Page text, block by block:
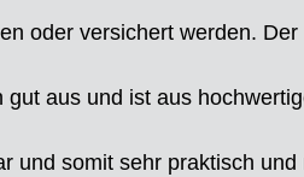
oder versichert werden.
aus und ist aus
und somit sehr praktisch und